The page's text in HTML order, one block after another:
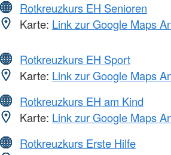
Rotkreuzkurs EH Senioren
Karte: Link zur Google Maps
Rotkreuzkurs EH Sport
Karte: Link zur Google Maps
Rotkreuzkurs EH am Kind
Karte: Link zur Google Maps
Rotkreuzkurs Erste Hilfe